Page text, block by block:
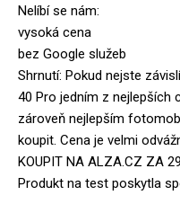
Nelíbí se nám:
vysoká cena
bez Google služeb
Shrnutí: Pokud nejste
40 Pro jedním z nejlepších
zároveň nejlepším
koupit. Cena je velmi
KOUPIT NA ALZA.CZ ZA
Produkt na test poskytla